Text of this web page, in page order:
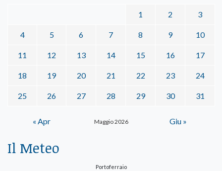
Maggio 2026
1 2 3
4 5 6 7 8 9 10
11 12 13 14 15 16 17
18 19 20 21 22 23 24
25 26 27 28 29 30 31
« Apr Giu »
Il Meteo
Portoferraio